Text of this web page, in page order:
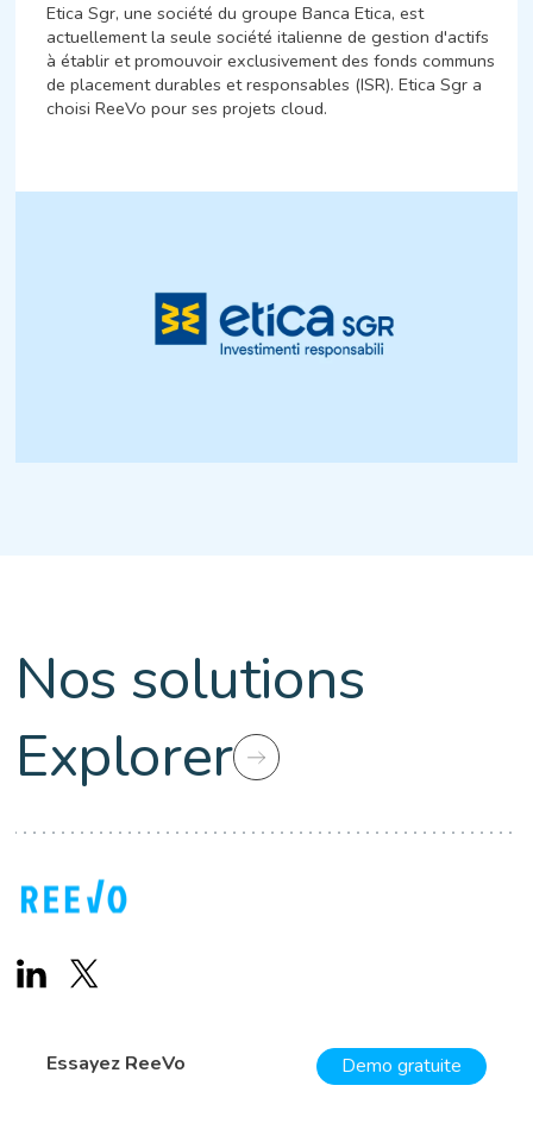
Etica Sgr, une société du groupe Banca Etica, est
actuellement la seule société italienne de gestion d'actifs
à établir et promouvoir exclusivement des fonds communs
de placement durables et responsables (ISR). Etica Sgr a
choisi ReeVo pour ses projets cloud.
Nos solutions
Explorer
Essayez ReeVo Demo gratuite